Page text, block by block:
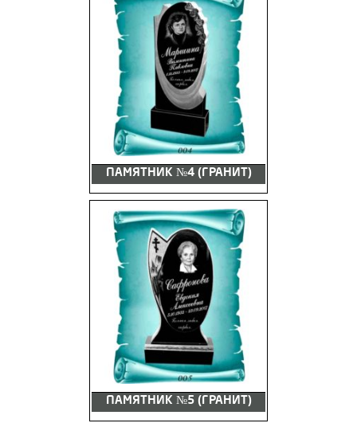
ПАМЯТНИК №4 (ГРАНИТ)
ПАМЯТНИК №5 (ГРАНИТ)